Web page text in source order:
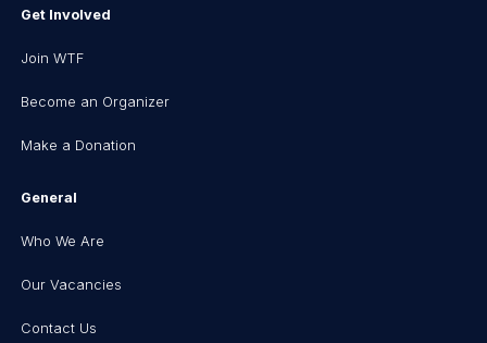
Get Involved
Join WTF
Become an Organizer
Make a Donation
General
Who We Are
Our Vacancies
Contact Us